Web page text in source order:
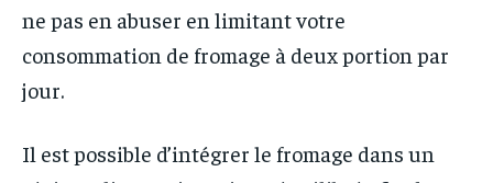
ne pas en abuser en limitant votre
consommation de fromage à deux portion par
jour.
Il est possible d’intégrer le fromage dans un